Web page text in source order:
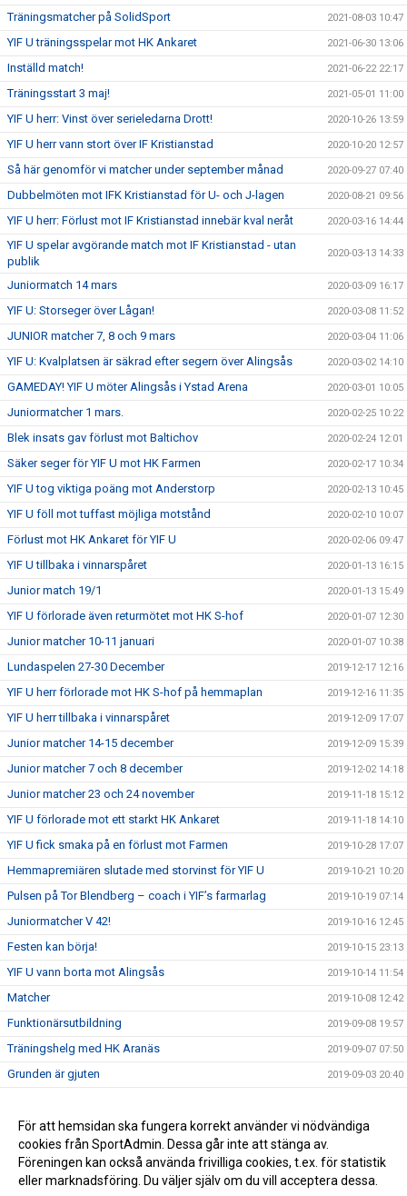
Träningsmatcher på SolidSport 2021-08-03 10:47
YIF U träningsspelar mot HK Ankaret 2021-06-30 13:06
Inställd match! 2021-06-22 22:17
Träningsstart 3 maj! 2021-05-01 11:00
YIF U herr: Vinst över serieledarna Drott! 2020-10-26 13:59
YIF U herr vann stort över IF Kristianstad 2020-10-20 12:57
Så här genomför vi matcher under september månad 2020-09-27 07:40
Dubbelmöten mot IFK Kristianstad för U- och J-lagen 2020-08-21 09:56
YIF U herr: Förlust mot IF Kristianstad innebär kval neråt 2020-03-16 14:44
YIF U spelar avgörande match mot IF Kristianstad - utan
publik
2020-03-13 14:33
Juniormatch 14 mars 2020-03-09 16:17
YIF U: Storseger över Lågan! 2020-03-08 11:52
JUNIOR matcher 7, 8 och 9 mars 2020-03-04 11:06
YIF U: Kvalplatsen är säkrad efter segern över Alingsås 2020-03-02 14:10
GAMEDAY! YIF U möter Alingsås i Ystad Arena 2020-03-01 10:05
Juniormatcher 1 mars. 2020-02-25 10:22
Blek insats gav förlust mot Baltichov 2020-02-24 12:01
Säker seger för YIF U mot HK Farmen 2020-02-17 10:34
YIF U tog viktiga poäng mot Anderstorp 2020-02-13 10:45
YIF U föll mot tuffast möjliga motstånd 2020-02-10 10:07
Förlust mot HK Ankaret för YIF U 2020-02-06 09:47
YIF U tillbaka i vinnarspåret 2020-01-13 16:15
Junior match 19/1 2020-01-13 15:49
YIF U förlorade även returmötet mot HK S-hof 2020-01-07 12:30
Junior matcher 10-11 januari 2020-01-07 10:38
Lundaspelen 27-30 December 2019-12-17 12:16
YIF U herr förlorade mot HK S-hof på hemmaplan 2019-12-16 11:35
YIF U herr tillbaka i vinnarspåret 2019-12-09 17:07
Junior matcher 14-15 december 2019-12-09 15:39
Junior matcher 7 och 8 december 2019-12-02 14:18
Junior matcher 23 och 24 november 2019-11-18 15:12
YIF U förlorade mot ett starkt HK Ankaret 2019-11-18 14:10
YIF U fick smaka på en förlust mot Farmen 2019-10-28 17:07
Hemmapremiären slutade med storvinst för YIF U 2019-10-21 10:20
Pulsen på Tor Blendberg – coach i YIF’s farmarlag 2019-10-19 07:14
Juniormatcher V 42! 2019-10-16 12:45
Festen kan börja! 2019-10-15 23:13
YIF U vann borta mot Alingsås 2019-10-14 11:54
Matcher 2019-10-08 12:42
Funktionärsutbildning 2019-09-08 19:57
Träningshelg med HK Aranäs 2019-09-07 07:50
Grunden är gjuten 2019-09-03 20:40
Eslöv kom på besök 2019-08-25 12:52
Vi är igång! 2019-08-25 12:38
För att hemsidan ska fungera korrekt använder vi nödvändiga
cookies från SportAdmin. Dessa går inte att stänga av.
Föreningen kan också använda frivilliga cookies, t.ex. för statistik
eller marknadsföring. Du väljer själv om du vill acceptera dessa.